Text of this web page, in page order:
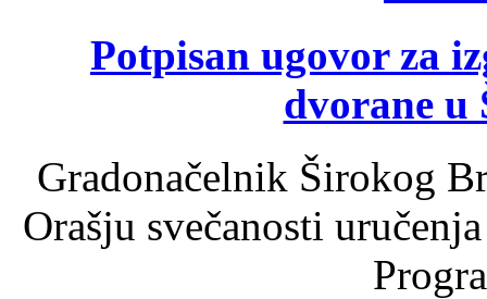
Potpisan ugovor za
dvorane u
Gradonačelnik Širokog
Orašju svečanosti